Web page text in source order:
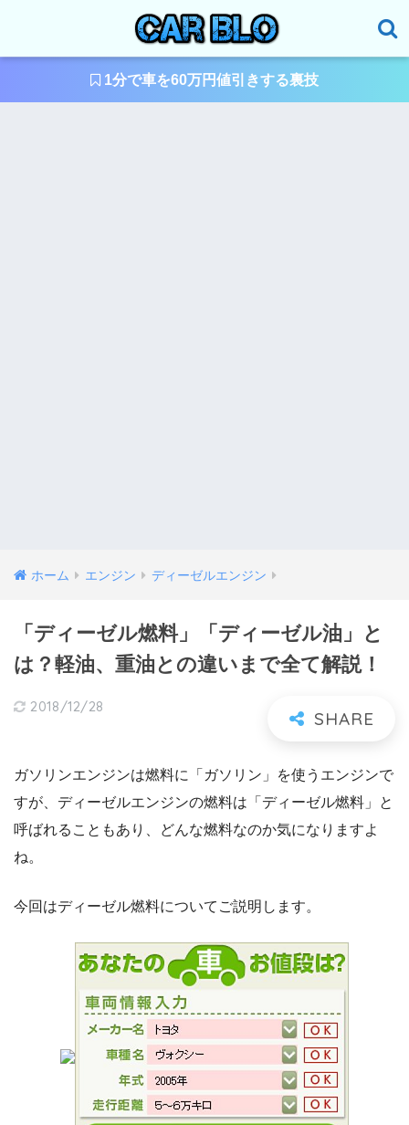
1分で車を60万円値引きする裏技
ホーム エンジン ディーゼルエンジン
「ディーゼル燃料」「ディーゼル油」と
は？軽油、重油との違いまで全て解説！
2018/12/28
ガソリンエンジンは燃料に「ガソリン」を使うエンジンで
すが、ディーゼルエンジンの燃料は「ディーゼル燃料」と
呼ばれることもあり、どんな燃料なのか気になりますよ
ね。
今回はディーゼル燃料についてご説明します。